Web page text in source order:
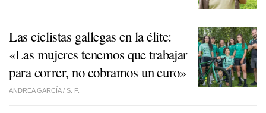
Las ciclistas gallegas en la élite:
«Las mujeres tenemos que trabajar
para correr, no cobramos un euro»
ANDREA GARCÍA / S. F.